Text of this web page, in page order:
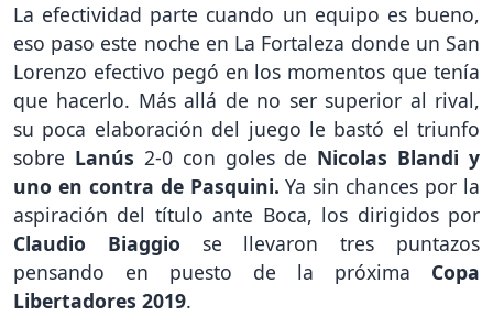
La efectividad parte cuando un equipo es bueno,
eso paso este noche en La Fortaleza donde un San
Lorenzo efectivo pegó en los momentos que tenía
que hacerlo. Más allá de no ser superior al rival,
su poca elaboración del juego le bastó el triunfo
sobre Lanús 2-0 con goles de Nicolas Blandi y
uno en contra de Pasquini. Ya sin chances por la
aspiración del título ante Boca, los dirigidos por
Claudio Biaggio se llevaron tres puntazos
pensando en puesto de la próxima Copa
Libertadores 2019.